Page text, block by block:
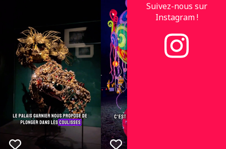
Suivez-nous sur
Instagram !